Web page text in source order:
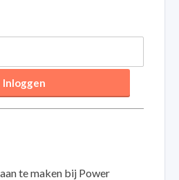
Inloggen
te maken bij Power